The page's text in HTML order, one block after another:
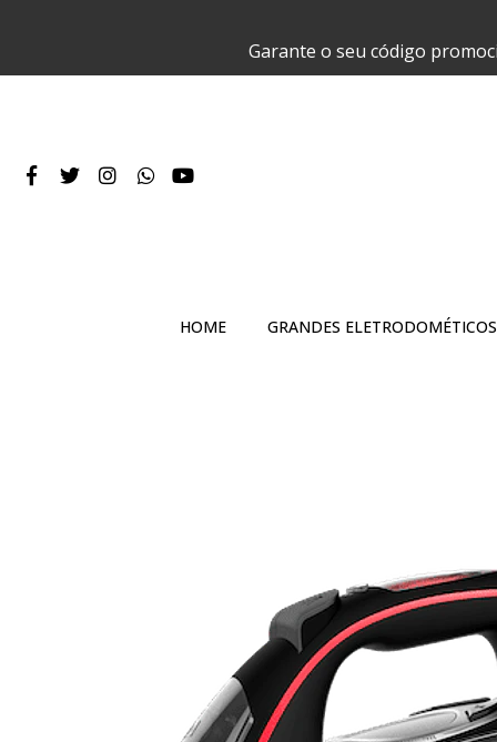
Garante o seu código
HOME GRANDES ELETRODOMÉTICOS